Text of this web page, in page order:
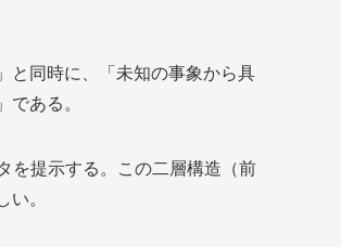
と同時に、「未知の事象から具
ある。
を提示する。この二層構造（前
。